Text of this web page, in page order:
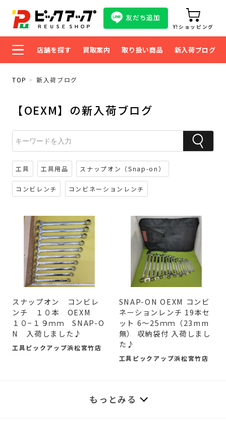
友だち追加
Y!ショッピング
店舗を探す 買取案内 取り扱い商品 新入荷ブログ
TOP 新入荷ブログ
【OEXM】の新入荷ブログ
工具 工具用品 スナップオン（Snap-on）
コンビレンチ コンビネーションレンチ
スナップオン コンビレ
ンチ １０本 OEXM
１０−１９ｍｍ SNAP-O
N 入荷しました♪
工具ピックアップ浜松宮竹店
SNAP-ON OEXM コンビ
ネーションレンチ 19本セ
ット 6〜25ｍｍ（23mm
無） 収納袋付 入荷しまし
た♪
工具ピックアップ浜松宮竹店
もっとみる